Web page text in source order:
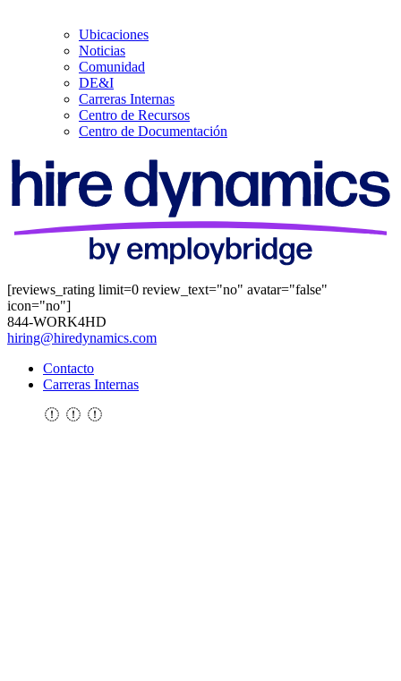
Ubicaciones
Noticias
Comunidad
DE&I
Carreras Internas
Centro de Recursos
Centro de Documentación
[reviews_rating limit=0 review_text="no" avatar="false"
icon="no"]
844-WORK4HD
hiring@hiredynamics.com
Contacto
Carreras Internas